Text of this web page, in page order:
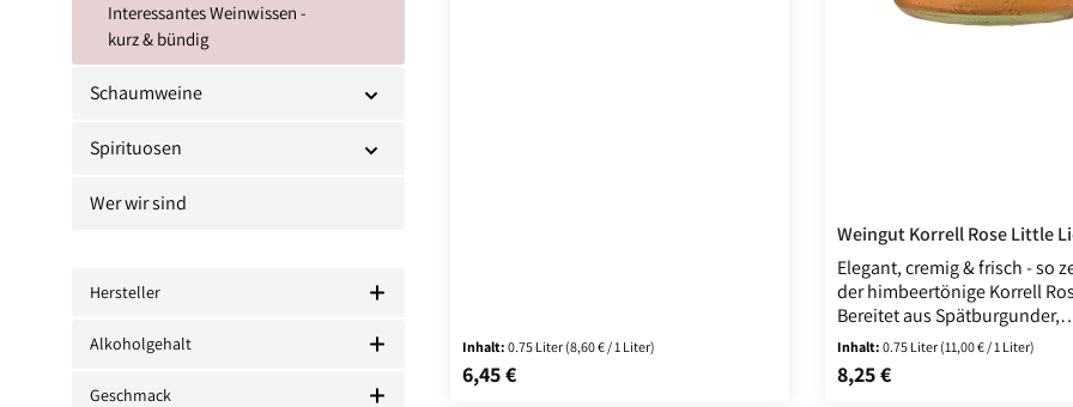
Interessantes Weinwissen -
kurz & bündig
Schaumweine
Spirituosen
Wer wir sind
Hersteller
Alkoholgehalt
Geschmack
Inhalt:0.75 Liter (8,60 € / 1 Liter)
Regulärer Preis:
6,45 €
Weingut Korrell Rose Little
Elegant, cremig & frisch - so
der himbeertönige Korrell
Bereitet aus Spätburgunder,
Portugieser- und
Trauben. In den besten
Lagen gewachsen. Seine
Inhalt: 0.75 Liter (11,00 € / 1 Liter)
Regulärer Preis:
8,25 €